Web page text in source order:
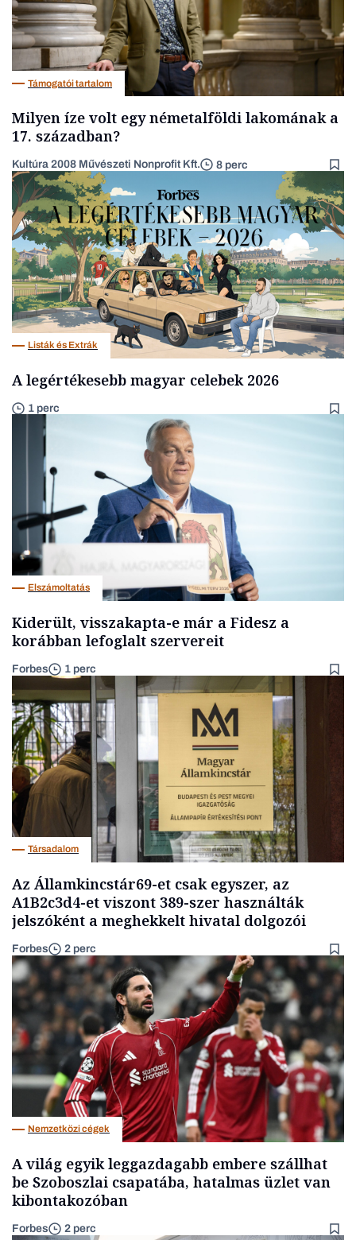
Támogatói tartalom
Milyen íze volt egy németalföldi lakomának a
17. században?
Kultúra 2008 Művészeti Nonprofit Kft. 8 perc
Listák és Extrák
A legértékesebb magyar celebek 2026
1 perc
Elszámoltatás
Kiderült, visszakapta-e már a Fidesz a
korábban lefoglalt szervereit
Forbes 1 perc
Társadalom
Az Államkincstár69-et csak egyszer, az
A1B2c3d4-et viszont 389-szer használták
jelszóként a meghekkelt hivatal dolgozói
Forbes 2 perc
Nemzetközi cégek
A világ egyik leggazdagabb embere szállhat
be Szoboszlai csapatába, hatalmas üzlet van
kibontakozóban
Forbes 2 perc